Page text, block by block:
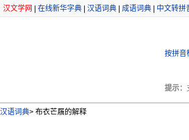
汉文学网 在线新华字典 汉语词典 成语词典 中文转拼
按拼音
提示：
汉语词典> 布衣芒屩的解释